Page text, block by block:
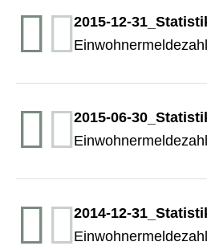
2015-12-
2015-06-
2014-12-